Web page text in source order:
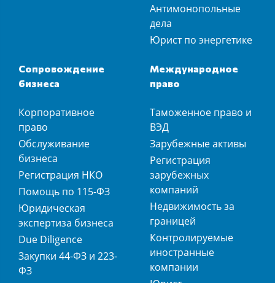
Антимонопольные
дела
Юрист по энергетике
Сопровождение
бизнеса
Корпоративное
право
Обслуживание
бизнеса
Регистрация НКО
Помощь по 115-ФЗ
Юридическая
экспертиза бизнеса
Due Diligence
Закупки 44-ФЗ и 223-
ФЗ
Международное
право
Таможенное право и
ВЭД
Зарубежные активы
Регистрация
зарубежных
компаний
Недвижимость за
границей
Контролируемые
иностранные
компании